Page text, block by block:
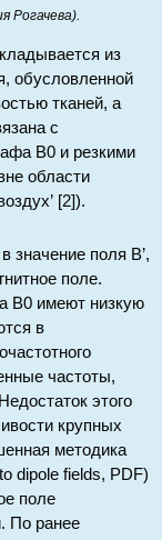
из
обусловленной
тканей, а
с
B0 и резкими
области
[2]).
значение поля B’,
поле.
B0 имеют низкую
в
частоты,
этого
крупных
методика
dipole fields, PDF)
поле
По ранее